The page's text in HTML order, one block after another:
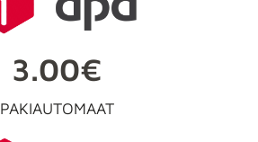
3.00€
PAKIAUTOMAAT